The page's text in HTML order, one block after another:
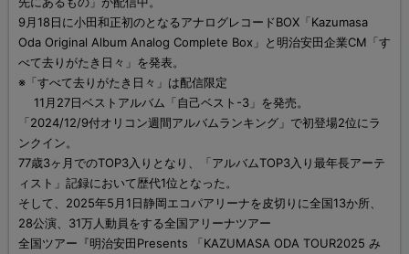
9月18日に小田和正初のとなるアナログレコードBOX「Kazumasa
Oda Original Album Analog Complete Box」と明治安田企業CM「す
べて去りがたき日々」を発表。
※「すべて去りがたき日々」は配信限定
11月27日ベストアルバム「自己ベスト-3」を発売。
「2024/12/9付オリコン週間アルバムランキング」で初登場2位にラ
ンクイン。
77歳3ヶ月でのTOP3入りとなり、「アルバムTOP3入り最年長アーテ
ィスト」記録において歴代1位となった。
そして、2025年5月1日静岡エコパアリーナを皮切りに全国13か所、
28公演、31万人動員をする全国アリーナツアー
全国ツアー『明治安田Presents 「KAZUMASA ODA TOUR2025 み